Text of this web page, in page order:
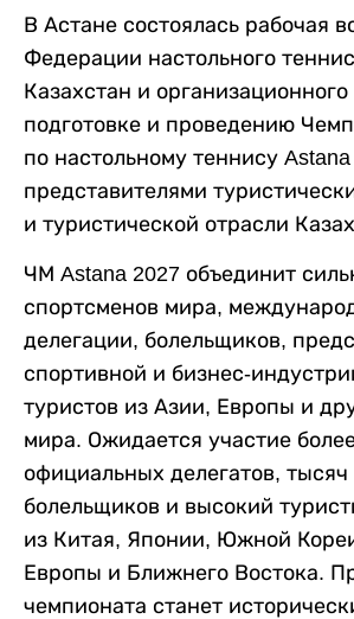
В Астане состоялась рабочая
Федерации настольного
Казахстан и
подготовке и проведению
по настольному теннису Astana
представителями
и туристической отрасли
ЧМ Astana 2027 объединит
спортсменов мира,
делегации, болельщиков,
спортивной и бизнес-
туристов из Азии, Европы и
мира. Ожидается участие
официальных делегатов,
болельщиков и высокий
из Китая, Японии, Южной
Европы и Ближнего Востока.
чемпионата станет